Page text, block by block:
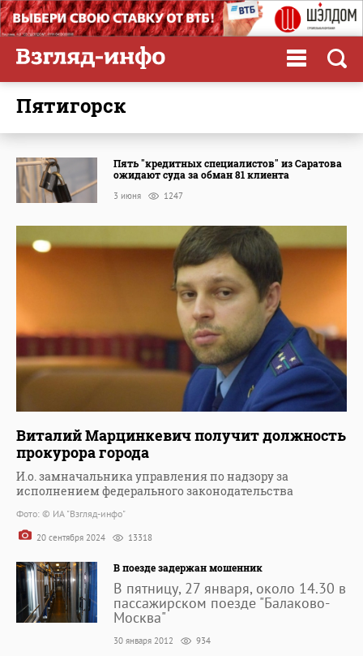
Пятигорск
Пять "кредитных специалистов" из Саратова
ожидают суда за обман 81 клиента
3 июня 1247
Виталий Марцинкевич получит должность
прокурора города
И.о. замначальника управления по надзору за
исполнением федерального законодательства
Фото: © ИА "Взгляд-инфо"
20 сентября 2024 13318
В поезде задержан мошенник
В пятницу, 27 января, около 14.30 в
пассажирском поезде "Балаково-
Москва"
30 января 2012 934